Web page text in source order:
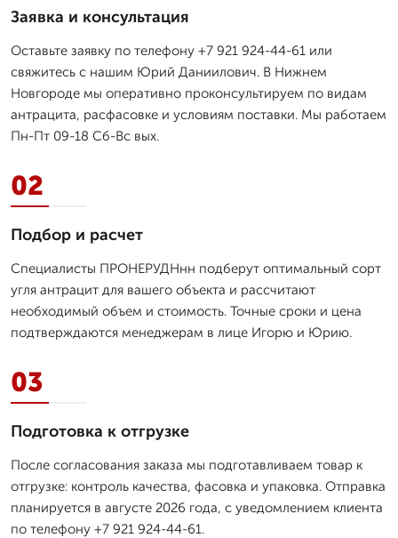
Заявка и консультация
Оставьте заявку по телефону +7 921 924-44-61 или
свяжитесь с нашим Юрий Даниилович. В Нижнем
Новгороде мы оперативно проконсультируем по видам
антрацита, расфасовке и условиям поставки. Мы работаем
Пн-Пт 09-18 Сб-Вс вых.
02
Подбор и расчет
Специалисты ПРОНЕРУДНнн подберут оптимальный сорт
угля антрацит для вашего объекта и рассчитают
необходимый объем и стоимость. Точные сроки и цена
подтверждаются менеджерам в лице Игорю и Юрию.
03
Подготовка к отгрузке
После согласования заказа мы подготавливаем товар к
отгрузке: контроль качества, фасовка и упаковка. Отправка
планируется в августе 2026 года, с уведомлением клиента
по телефону +7 921 924-44-61.